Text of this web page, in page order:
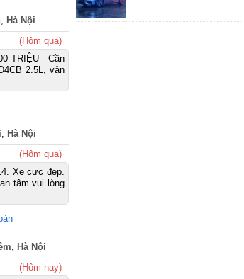
, Hà Nội
(Hôm qua)
TRIỆU - Cần
2.5L, vận
, Hà Nội
(Hôm qua)
Xe cực đẹp.
tâm vui lòng
, Hà Nội
(Hôm nay)